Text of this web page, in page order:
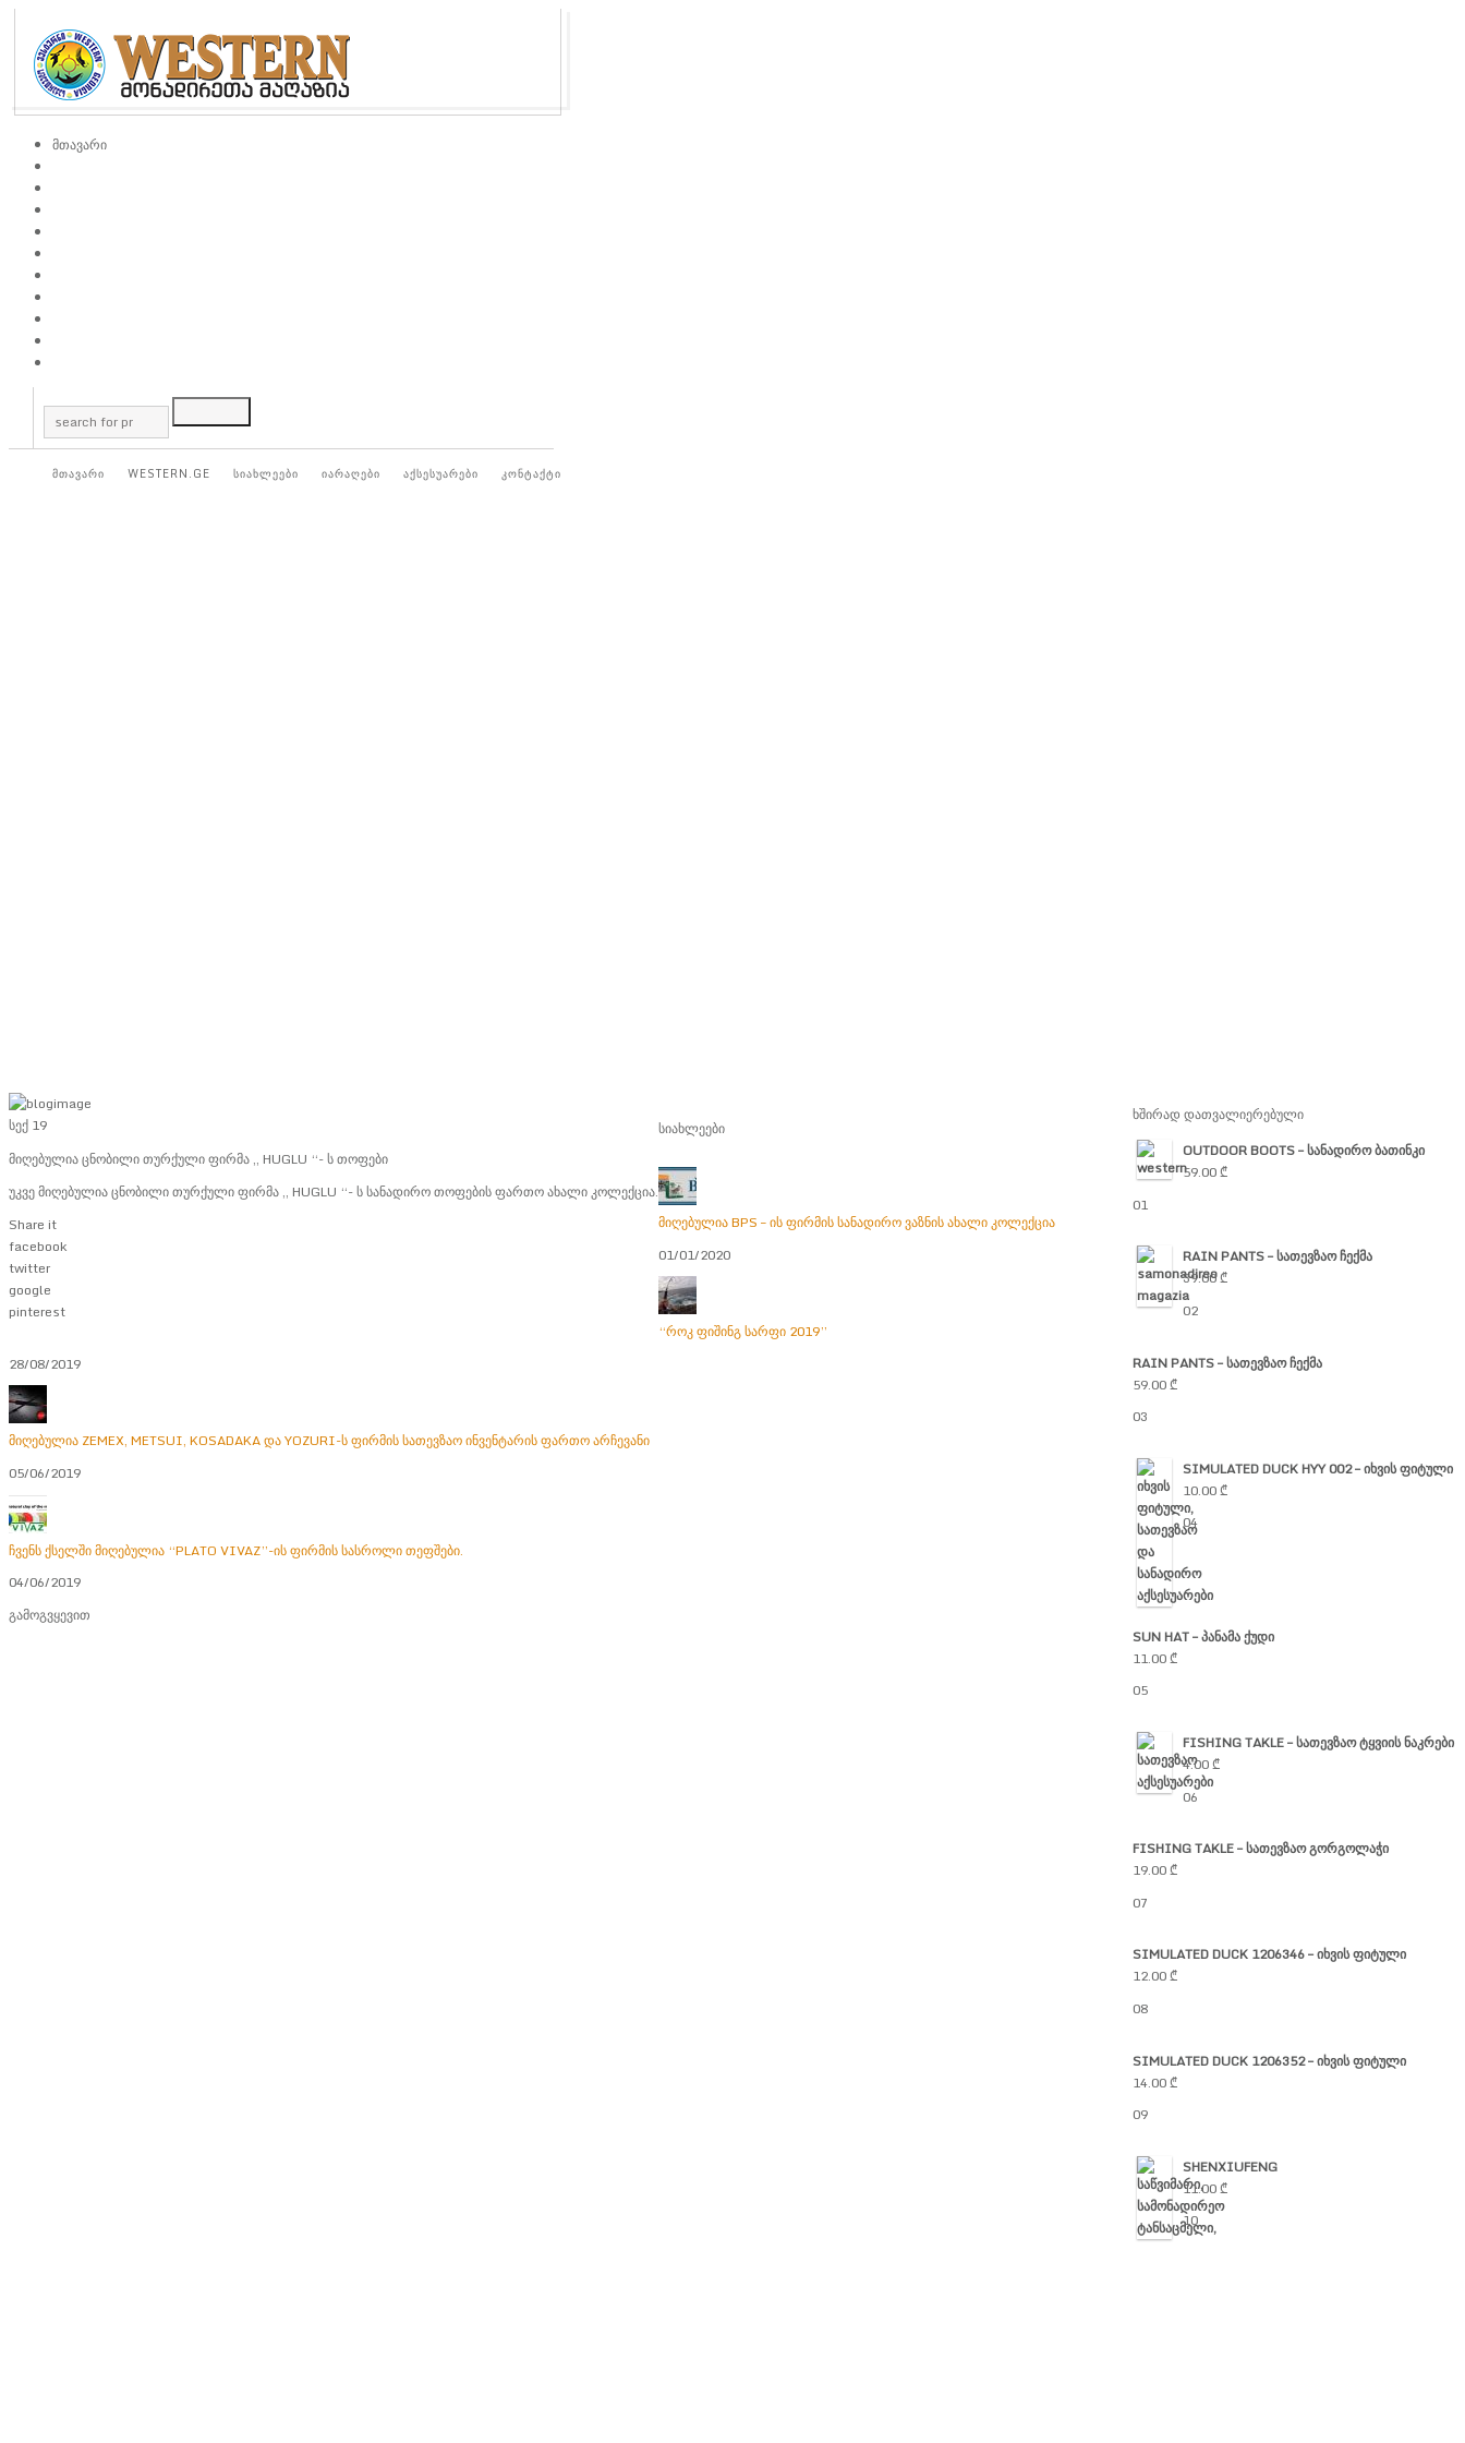
მთავარი
მთავარი WESTERN.GE სიახლეები იარაღები აქსესუარები კონტაქტი
სექ 19
მიღებულია ცნობილი თურქული ფირმა ,, HUGLU “- ს თოფები
უკვე მიღებულია ცნობილი თურქული ფირმა ,, HUGLU “- ს სანადირო თოფების ფართო ახალი კოლექცია.
Share it
facebook
twitter
google
pinterest
ხშირად დათვალიერებული
OUTDOOR BOOTS – სანადირო ბათინკი
59.00₾
01
RAIN PANTS – სათევზაო ჩექმა
39.00₾
02
RAIN PANTS – სათევზაო ჩექმა
59.00₾
03
SIMULATED DUCK HYY 002 – იხვის ფიტული
10.00₾
04
SUN HAT – პანამა ქუდი
11.00₾
05
FISHING TAKLE – სათევზაო ტყვიის ნაკრები
4.00₾
06
FISHING TAKLE – სათევზაო გორგოლაჭი
19.00₾
07
SIMULATED DUCK 1206346 – იხვის ფიტული
12.00₾
08
SIMULATED DUCK 1206352 – იხვის ფიტული
14.00₾
09
SHENXIUFENG
11.00₾
10
სიახლეები
მიღებულია BPS – ის ფირმის სანადირო ვაზნის ახალი კოლექცია
01/01/2020
“როკ ფიშინგ სარფი 2019”
28/08/2019
მიღებულია ZEMEX, METSUI, KOSADAKA და YOZURI-ს ფირმის სათევზაო ინვენტარის ფართო არჩევანი
05/06/2019
ჩვენს ქსელში მიღებულია “PLATO VIVAZ”-ის ფირმის სასროლი თეფშები.
04/06/2019
გამოგვყევით